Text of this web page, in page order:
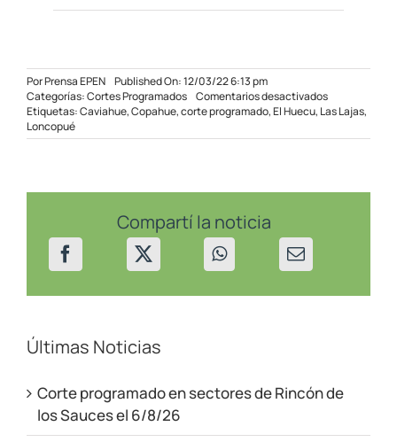
PorPrensa EPEN Published On: 12/03/22 6:13 pm
Categorías:Cortes Programados Comentarios desactivadosen
Corte
Zona
Etiquetas:Caviahue,Copahue,corte programado,El Huecu, Las Lajas,
Loncopué
Compartí la noticia
Últimas Noticias
Corte programado en sectores de Rincón de
los Sauces el 6/8/26